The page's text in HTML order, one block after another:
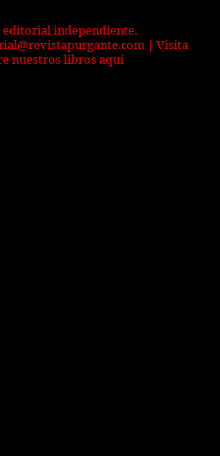
editorial independiente.
| Visita
nuestros libros aquí